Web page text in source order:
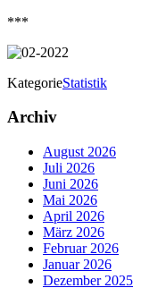
***
KategorieStatistik
Archiv
August 2026
Juli 2026
Juni 2026
Mai 2026
April 2026
März 2026
Februar 2026
Januar 2026
Dezember 2025